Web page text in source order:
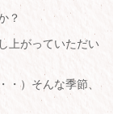
？
上がっていただい
・）そんな季節、